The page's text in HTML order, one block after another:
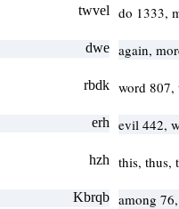
twvel do 1333,
dwe again,
rbdk word
erh evil 442,
hzh this, thus,
Kbrqb among